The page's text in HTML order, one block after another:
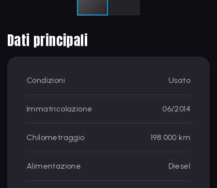
Dati principali
Condizioni Usato
Immatricolazione 06/2014
Chilometraggio 198.000 km
Alimentazione Diesel